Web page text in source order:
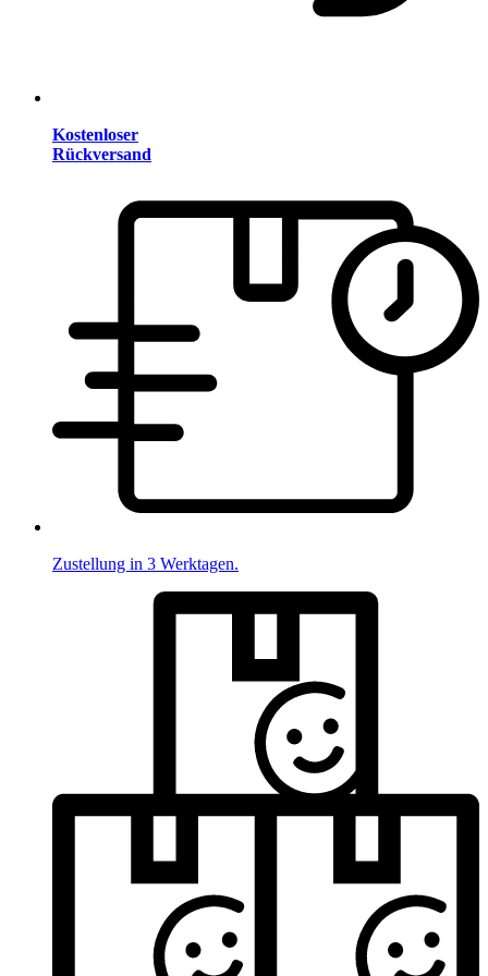
Kostenloser
Rückversand
Zustellung in 3 Werktagen.